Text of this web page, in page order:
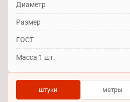
Диаметр
Размер
ГОСТ
Масса 1 шт.
штуки метры